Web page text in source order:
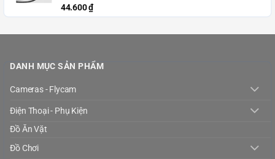
44.600₫
DANH MỤC SẢN PHẨM
Cameras - Flycam
Điện Thoại - Phụ Kiện
Đồ Ăn Vặt
Đồ Chơi